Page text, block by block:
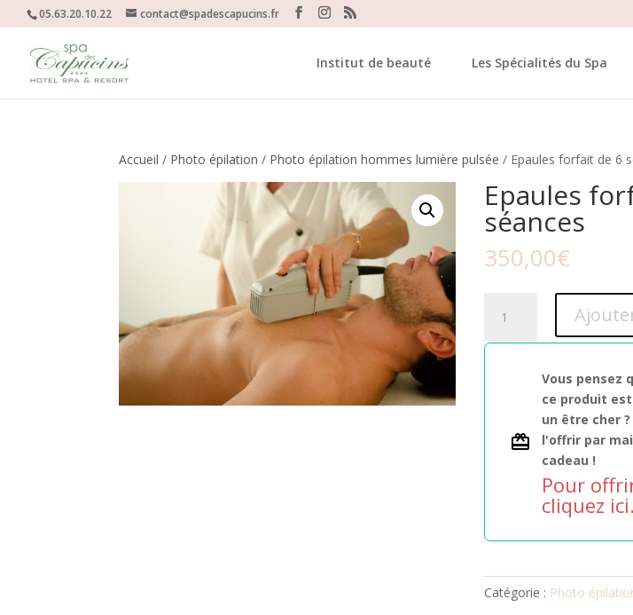
05.63.20.10.22 contact@spadescapucins.fr
Institut de beauté Les Spécialités du Spa
Accueil / Photo épilation / Photo épilation hommes lumière pulsée / Epaules forfait de 6
Epaules
séances
350,00€
Epaules
Vous pensez
ce produit
un être cher
l'offrir par
cadeau !
Pour
cliquez ici.
Catégorie : Photo